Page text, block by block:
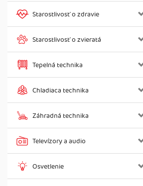
Starostlivosť o zdravie
Starostlivosť o zvieratá
Tepelná technika
Chladiaca technika
Záhradná technika
Televízory a audio
Osvetlenie